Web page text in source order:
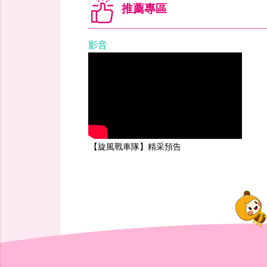
推薦專區
影音
【旋風戰車隊】精采預告